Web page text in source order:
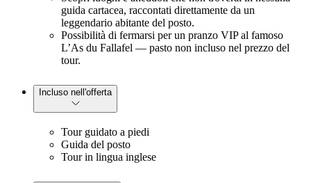
guida cartacea, raccontati direttamente da un
leggendario abitante del posto.
Possibilità di fermarsi per un pranzo VIP al famoso
L’As du Fallafel — pasto non incluso nel prezzo del
tour.
Incluso nell'offerta
Tour guidato a piedi
Guida del posto
Tour in lingua inglese